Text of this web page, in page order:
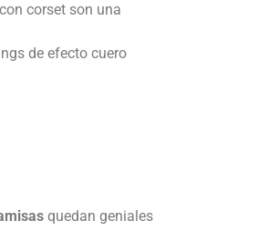
corset son una
de efecto cuero
quedan geniales